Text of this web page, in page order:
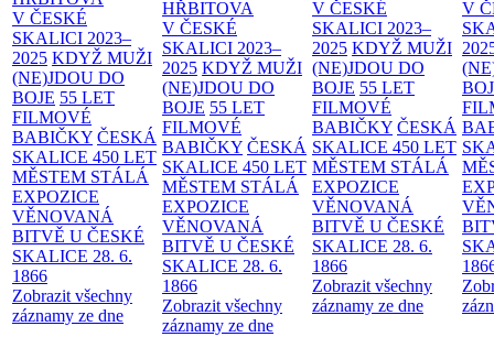
V ČESKÉ
SKALICI 2023–
2025 KDYŽ MUŽI
(NE)JDOU DO
BOJE 55 LET
FILMOVÉ
BABIČKY ČESKÁ
SKALICE 450 LET
MĚSTEM STÁLÁ
EXPOZICE
VĚNOVANÁ
BITVĚ U ČESKÉ
SKALICE 28. 6.
1866
Zobrazit všechny
záznamy ze dne
HŘBITOVA
V ČESKÉ
SKALICI 2023–
2025 KDYŽ MUŽI
(NE)JDOU DO
BOJE 55 LET
FILMOVÉ
BABIČKY ČESKÁ
SKALICE 450 LET
MĚSTEM STÁLÁ
EXPOZICE
VĚNOVANÁ
BITVĚ U ČESKÉ
SKALICE 28. 6.
1866
Zobrazit všechny
záznamy ze dne
V ČESKÉ
SKALICI 2023–
2025 KDYŽ MUŽI
(NE)JDOU DO
BOJE 55 LET
FILMOVÉ
BABIČKY ČESKÁ
SKALICE 450 LET
MĚSTEM STÁLÁ
EXPOZICE
VĚNOVANÁ
BITVĚ U ČESKÉ
SKALICE 28. 6.
1866
Zobrazit všechny
záznamy ze dne
V